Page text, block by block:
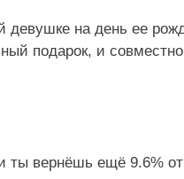
девушке на день ее
подарок, и
ты вернёшь ещё 9.6%